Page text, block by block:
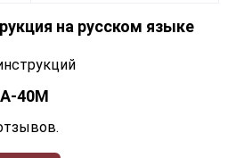
на русском языке
40M